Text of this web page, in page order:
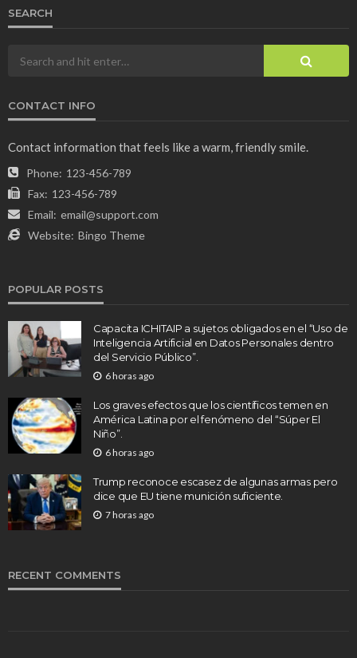
SEARCH
CONTACT INFO
Contact information that feels like a warm, friendly smile.
Phone: 123-456-789
Fax: 123-456-789
Email: email@support.com
Website: Bingo Theme
POPULAR POSTS
Capacita ICHITAIP a sujetos obligados en el “Uso de
Inteligencia Artificial en Datos Personales dentro
del Servicio Público”.
6 horas ago
Los graves efectos que los científicos temen en
América Latina por el fenómeno del “Súper El
Niño”.
6 horas ago
Trump reconoce escasez de algunas armas pero
dice que EU tiene munición suficiente.
7 horas ago
RECENT COMMENTS